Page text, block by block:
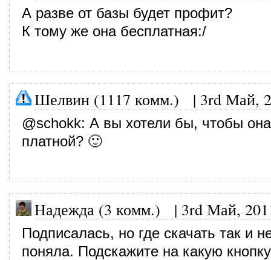
А разве от базы будет профит?
К тому же она бесплатная:/
Шелвин (1117 комм.) | 3rd Май,
@schokk: А вы хотели бы, чтобы
платной? 🙂
Надежда (3 комм.) | 3rd Май,
Подписалась, но где скачать так и
поняла. Подскажите на какую